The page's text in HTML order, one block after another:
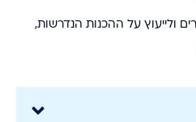
ולייעוץ על ההכנות הנדרשות,